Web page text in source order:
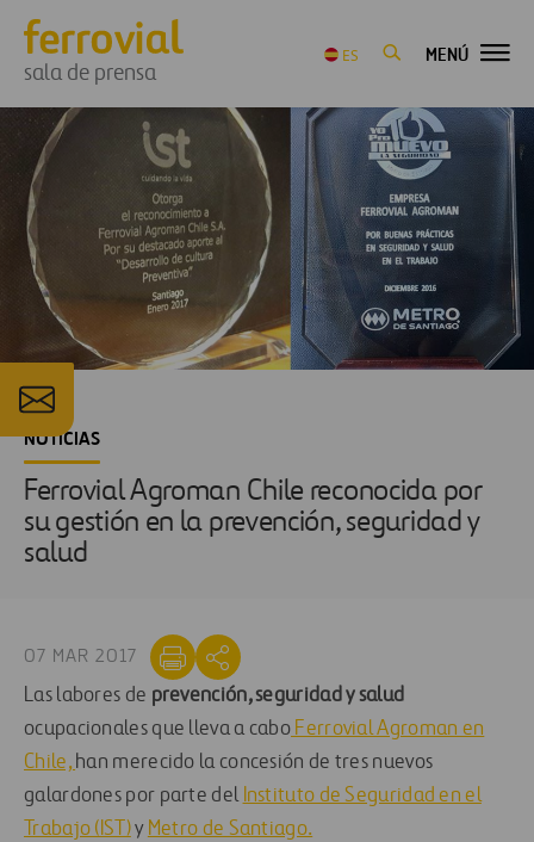
sala de prensa
ES MENÚ
NOTICIAS
Ferrovial Agroman Chile reconocida por
su gestión en la prevención, seguridad y
salud
07 MAR 2017
Las labores de prevención, seguridad y salud
ocupacionales que lleva a cabo Ferrovial Agroman en
Chile,han merecido la concesión de tres nuevos
galardones por parte del Instituto de Seguridad en el
Trabajo (IST)y Metro de Santiago.